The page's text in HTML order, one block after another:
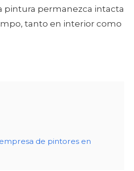
pintura permanezca intacta
tanto en interior como
de pintores en